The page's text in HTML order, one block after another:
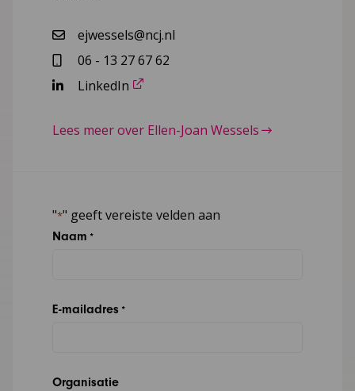
ejwessels@ncj.nl
06 - 13 27 67 62
LinkedIn
Lees meer over Ellen-Joan Wessels
"*" geeft vereiste velden aan
Naam *
E-mailadres *
Organisatie